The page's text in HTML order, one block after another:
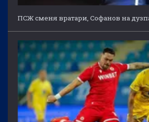
ПСЖ сменя вратари, Софанов на